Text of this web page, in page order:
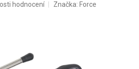
hodnocení Značka: Force